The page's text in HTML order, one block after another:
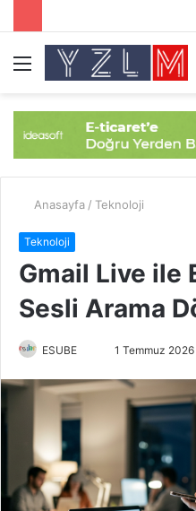
Menü
Anasayfa / Teknoloji
Teknoloji
Gmail Live ile
Sesli Arama
ESUBE
r
o
s
1 Temmuz 2026